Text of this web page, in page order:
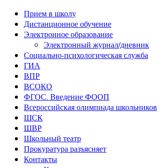
Прием в школу
Дистанционное обучение
Электронное образование
Электронный журнал/дневник
Социально-психологическая служба
ГИА
ВПР
ВСОКО
ФГОС. Введение ФООП
Всероссийская олимпиада школьников
ШСК
ШВР
Школьный театр
Прокуратура разъясняет
Контакты